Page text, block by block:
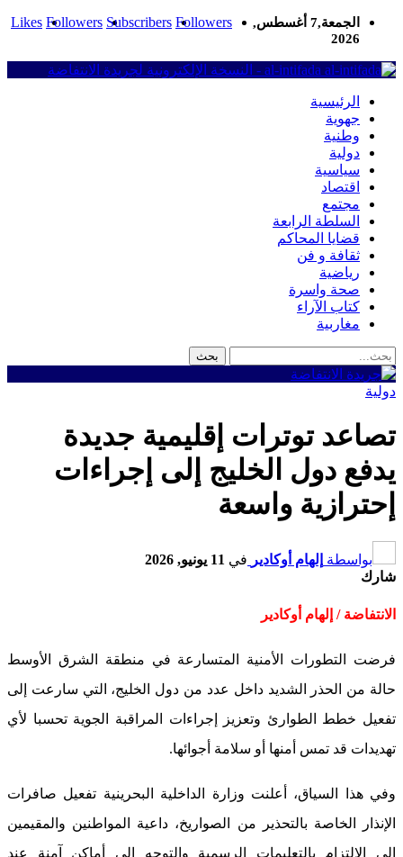
Likes Followers Subscribers Followers
الجمعة,7 أغسطس,
2026
al-intifada - النسخة الإلكترونية لجريدة الانتفاضة
الرئيسية
جهوية
وطنية
دولية
سياسية
اقتصاد
مجتمع
السلطة الرابعة
قضايا المحاكم
ثقافة و فن
رياضية
صحة واسرة
كتاب الآراء
مغاربية
دولية
تصاعد توترات إقليمية جديدة
يدفع دول الخليج إلى إجراءات
إحترازية واسعة
بواسطة إلهام أوكادير في 11 يونيو, 2026
شارك
الانتفاضة / إلهام أوكادير
فرضت التطورات الأمنية المتسارعة في منطقة الشرق الأوسط
حالة من الحذر الشديد داخل عدد من دول الخليج، التي سارعت إلى
تفعيل خطط الطوارئ وتعزيز إجراءات المراقبة الجوية تحسبا لأي
تهديدات قد تمس أمنها أو سلامة أجوائها.
وفي هذا السياق، أعلنت وزارة الداخلية البحرينية تفعيل صافرات
الإنذار الخاصة بالتحذير من الصواريخ، داعية المواطنين والمقيمين
إلى الالتزام بالتعليمات الرسمية والتوجه إلى أماكن آمنة عند